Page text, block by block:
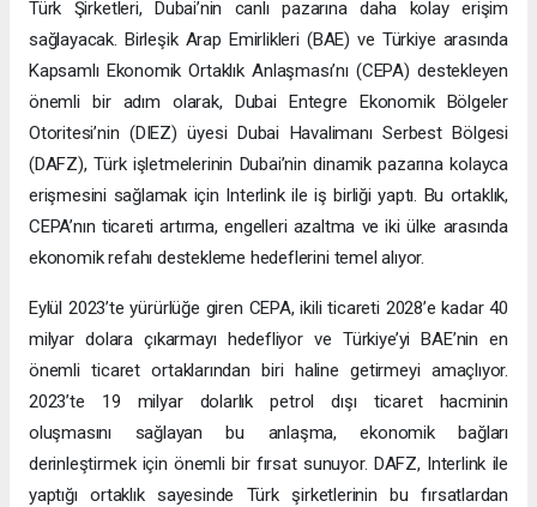
Türk Şirketleri, Dubai’nin canlı pazarına daha kolay erişim
sağlayacak. Birleşik Arap Emirlikleri (BAE) ve Türkiye arasında
Kapsamlı Ekonomik Ortaklık Anlaşması’nı (CEPA) destekleyen
önemli bir adım olarak, Dubai Entegre Ekonomik Bölgeler
Otoritesi’nin (DIEZ) üyesi Dubai Havalimanı Serbest Bölgesi
(DAFZ), Türk işletmelerinin Dubai’nin dinamik pazarına kolayca
erişmesini sağlamak için Interlink ile iş birliği yaptı. Bu ortaklık,
CEPA’nın ticareti artırma, engelleri azaltma ve iki ülke arasında
ekonomik refahı destekleme hedeflerini temel alıyor.
Eylül 2023’te yürürlüğe giren CEPA, ikili ticareti 2028’e kadar 40
milyar dolara çıkarmayı hedefliyor ve Türkiye’yi BAE’nin en
önemli ticaret ortaklarından biri haline getirmeyi amaçlıyor.
2023’te 19 milyar dolarlık petrol dışı ticaret hacminin
oluşmasını sağlayan bu anlaşma, ekonomik bağları
derinleştirmek için önemli bir fırsat sunuyor. DAFZ, Interlink ile
yaptığı ortaklık sayesinde Türk şirketlerinin bu fırsatlardan